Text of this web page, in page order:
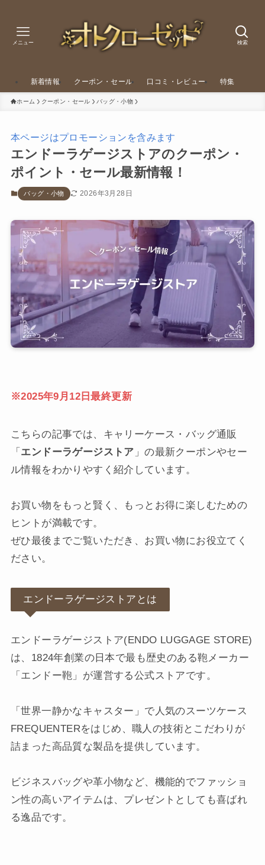
検索
メニュー
新着情報 クーポン・セール 口コミ・レビュー 特集
ホーム クーポン・セール バッグ・小物
本ページはプロモーションを含みます
エンドーラゲージストアのクーポン・
ポイント・セール最新情報！
バッグ・小物 2026年3月28日
※2025年9月12日最終更新
こちらの記事では、キャリーケース・バッグ通販
「 エンドーラゲージストア 」の最新クーポンやセー
ル情報をわかりやすく紹介しています。
お買い物をもっと賢く、もっとお得に楽しむための
ヒントが満載です。
ぜひ最後までご覧いただき、お買い物にお役立てく
ださい。
エンドーラゲージストアとは
エンドーラゲージストア(ENDO LUGGAGE STORE)
は、1824年創業の日本で最も歴史のある鞄メーカー
「エンドー鞄」が運営する公式ストアです。
「世界一静かなキャスター」で人気のスーツケース
FREQUENTERをはじめ、職人の技術とこだわりが
詰まった高品質な製品を提供しています。
ビジネスバッグや革小物など、機能的でファッショ
ン性の高いアイテムは、プレゼントとしても喜ばれ
る逸品です。